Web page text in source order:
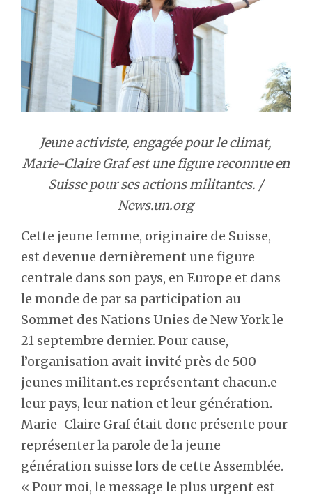
Jeune activiste, engagée pour le climat,
Marie-Claire Graf est une figure reconnue en
Suisse pour ses actions militantes. /
News.un.org
Cette jeune femme, originaire de Suisse,
est devenue dernièrement une figure
centrale dans son pays, en Europe et dans
le monde de par sa participation au
Sommet des Nations Unies de New York le
21 septembre dernier. Pour cause,
l’organisation avait invité près de 500
jeunes militant.es représentant chacun.e
leur pays, leur nation et leur génération.
Marie-Claire Graf était donc présente pour
représenter la parole de la jeune
génération suisse lors de cette Assemblée.
« Pour moi, le message le plus urgent est